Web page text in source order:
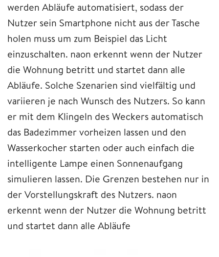
werden Abläufe automatisiert, sodass der
Nutzer sein Smartphone nicht aus der Tasche
holen muss um zum Beispiel das Licht
einzuschalten. naon erkennt wenn der Nutzer
die Wohnung betritt und startet dann alle
Abläufe. Solche Szenarien sind vielfältig und
variieren je nach Wunsch des Nutzers. So kann
er mit dem Klingeln des Weckers automatisch
das Badezimmer vorheizen lassen und den
Wasserkocher starten oder auch einfach die
intelligente Lampe einen Sonnenaufgang
simulieren lassen. Die Grenzen bestehen nur in
der Vorstellungskraft des Nutzers. naon
erkennt wenn der Nutzer die Wohnung betritt
und startet dann alle Abläufe